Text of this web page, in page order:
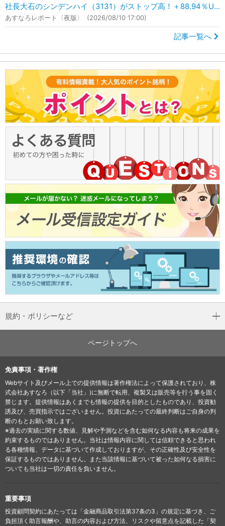
社長大石のシンデンハイ（3131）がストップ高！＋88.94％UP！
あすなろレポート〈夜版〉 (2026/08/10 17:00)
記事一覧へ
規約・ポリシーなど
ページトップへ
免責事項・著作権
Webサイト及びメール上での提供情報は著作権法によって保護されており、株
式会社あすなろ（以下「当社」)に無断で転用、複製又は販売等を行う事を固く
禁じます。提供情報はあくまでも情報の提供を目的としたものであり、投資勧
誘及び、売買指示ではございません。投資にあたっての最終判断はご自身の判
断のもとお願い致します。
※過去の実績に関する数値、見解や予測などを含む如何なる内容も将来の成果を
約束するものではありません。当社は情報内容に関しては信頼できると思われ
る各種情報、データに基づいて作成しておりますが、その正確性及び安全性を
保証するものではありません。また当該情報に基づいて被った如何なる損害に
ついても当社は一切の責任を負いません。
重要事項
投資顧問契約にあたっては「金融商品取引法第37条の3」の規定に基づき、ご
負担頂く助言報酬や、助言の内容および方法、リスクや留意点を記載した「契